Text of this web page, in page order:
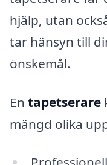
hjälp, utan
tar hänsyn till
önskemål.
En tapetserare
mängd olika